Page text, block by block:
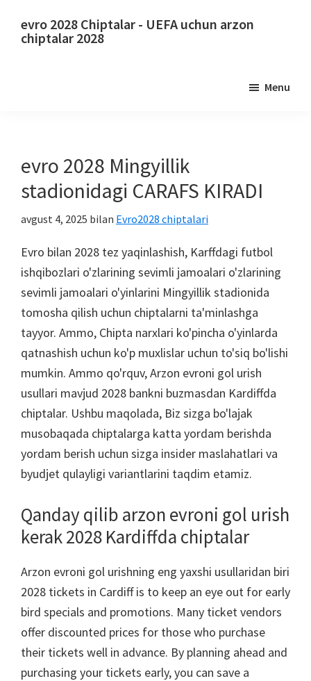
tarkibga
panelga
evro 2028 Chiptalar - UEFA uchun arzon
chiptalar 2028
Evropa
futbol
chempionati
Uembli
London,
Oqester,
Karlif,
Villa
Park
Menu
evro 2028 Mingyillik
stadionidagi CARAFS KIRADI
avgust 4, 2025 bilan Evro2028 chiptalari
Evro bilan 2028 tez yaqinlashish, Karffdagi futbol
ishqibozlari o'zlarining sevimli jamoalari o'zlarining
sevimli jamoalari o'yinlarini Mingyillik stadionida
tomosha qilish uchun chiptalarni ta'minlashga
tayyor. Ammo, Chipta narxlari ko'pincha o'yinlarda
qatnashish uchun ko'p muxlislar uchun to'siq bo'lishi
mumkin. Ammo qo'rquv, Arzon evroni gol urish
usullari mavjud 2028 bankni buzmasdan Kardiffda
chiptalar. Ushbu maqolada, Biz sizga bo'lajak
musobaqada chiptalarga katta yordam berishda
yordam berish uchun sizga insider maslahatlari va
byudjet qulayligi variantlarini taqdim etamiz.
Qanday qilib arzon evroni gol urish
kerak 2028 Kardiffda chiptalar
Arzon evroni gol urishning eng yaxshi usullaridan biri
2028 tickets in Cardiff is to keep an eye out for early
bird specials and promotions. Many ticket vendors
offer discounted prices for those who purchase
their tickets well in advance. By planning ahead and
purchasing your tickets early,you can save a